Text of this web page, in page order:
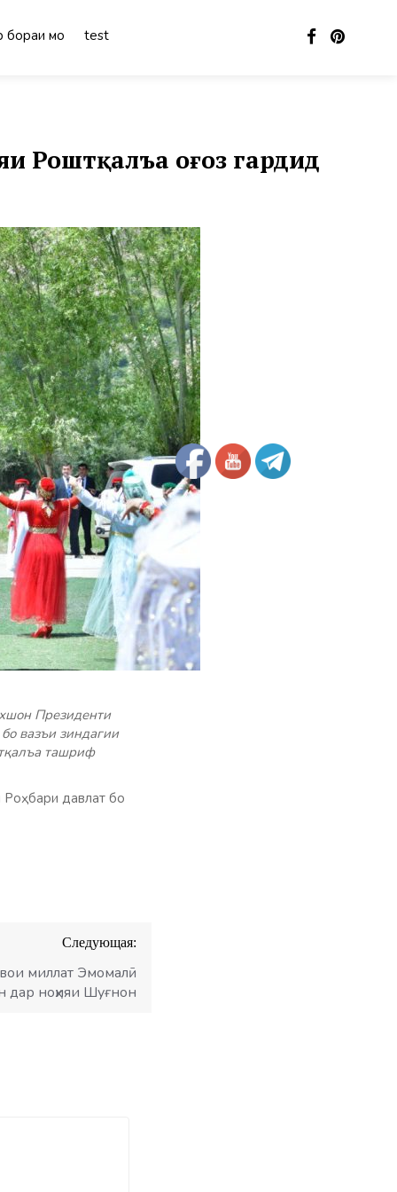
бораи мо test
Роштқалъа оғоз гардид
Президенти
вазъи зиндагии
ташриф
Роҳбари давлат бо
Следующая:
миллат Эмомалӣ
дар ноҳияи Шуғнон